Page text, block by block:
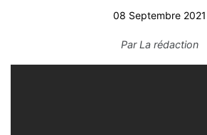
08 Septembre 2021
ParLa rédaction